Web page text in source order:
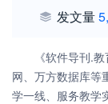
发文量
《软件导刊.
网、万方数据库等
学一线、服务教学